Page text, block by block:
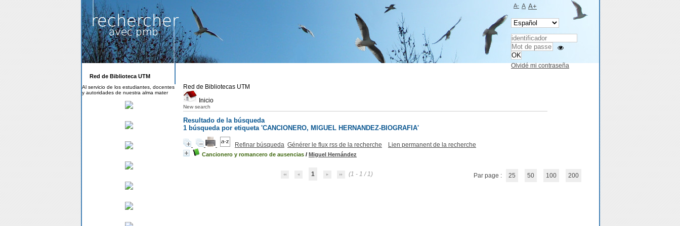
Red de Bibliotecas UTM
Inicio
New search
Resultado de la búsqueda
1 búsqueda por etiqueta 'CANCIONERO, MIGUEL HERNANDEZ-BIOGRAFIA'
Refinar búsqueda Générer le flux rss de la recherche Lien permanent de la recherche
Cancionero y romancero de ausencias / Miguel Hernández
1 (1 - 1 / 1) Par page : 25 50 100 200
Red de Biblioteca UTM
Al servicio de los estudiantes, docentes
y autoridades de nuestra alma mater
A- A A+
Olvidé mi contraseña